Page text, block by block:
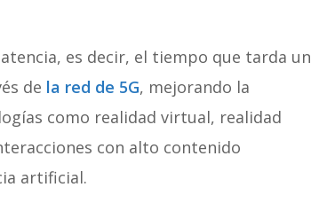
es decir, el tiempo que tarda un
de la red de 5G, mejorando la
como realidad virtual, realidad
con alto contenido
artificial.